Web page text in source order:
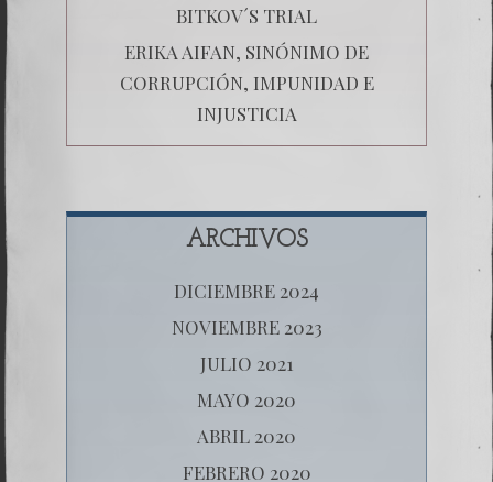
BITKOV´S TRIAL
ERIKA AIFAN, SINÓNIMO DE
CORRUPCIÓN, IMPUNIDAD E
INJUSTICIA
ARCHIVOS
DICIEMBRE 2024
NOVIEMBRE 2023
JULIO 2021
MAYO 2020
ABRIL 2020
FEBRERO 2020